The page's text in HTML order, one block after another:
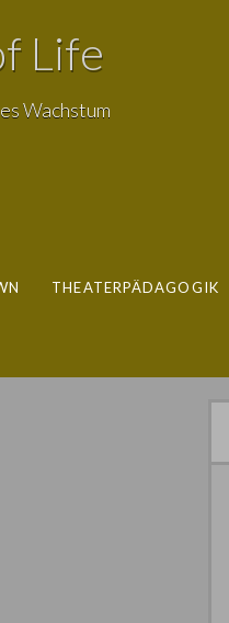
Life
Wachstum
THEATERPÄDAGOGIK